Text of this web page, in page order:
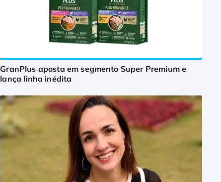
GranPlus aposta em segmento Super Premium e
lança linha inédita